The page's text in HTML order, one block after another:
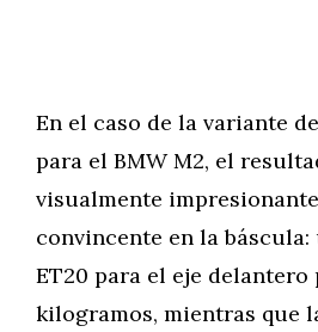
En el caso de la variante
para el BMW M2, el
visualmente
convincente en la báscula:
ET20 para el eje delantero
kilogramos, mientras que